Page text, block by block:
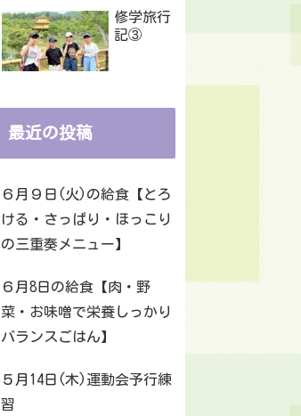
修学旅行
記③
最近の投稿
６月９日(火)の給食【とろ
ける・さっぱり・ほっこり
の三重奏メニュー】
６月8日の給食【肉・野
菜・お味噌で栄養しっかり
バランスごはん】
５月14日(木)運動会予行練
習